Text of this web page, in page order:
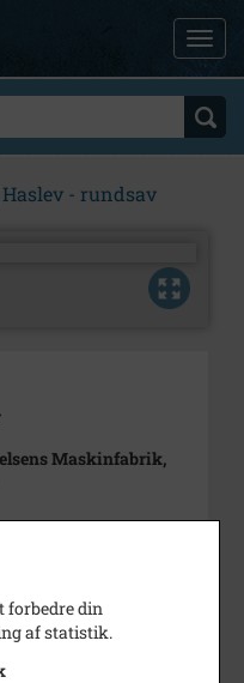
- rundsav
Maskinfabrik,
forbedre din
af statistik.